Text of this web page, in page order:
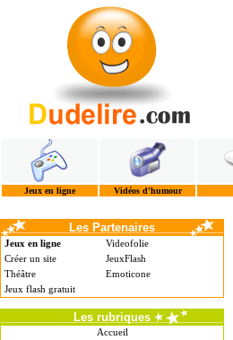
Jeux en ligne Vidéos d'humour
Les Partenaires
Jeux en ligne
Créer un site
Théâtre
Jeux flash gratuit
Videofolie
JeuxFlash
Emoticone
Les rubriques
Accueil